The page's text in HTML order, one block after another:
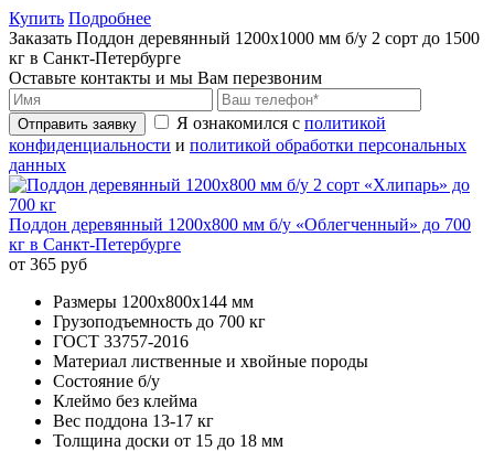
Купить Подробнее
Заказать Поддон деревянный 1200х1000 мм б/у 2 сорт до 1500
кг в Санкт-Петербурге
Оставьте контакты и мы Вам перезвоним
Отправить заявку Я ознакомился с политикой
конфиденциальности и политикой обработки персональных
данных
Поддон деревянный 1200х800 мм б/у «Облегченный» до 700
кг в Санкт-Петербурге
от 365 руб
Размеры 1200х800х144 мм
Грузоподъемность до 700 кг
ГОСТ 33757-2016
Материал лиственные и хвойные породы
Состояние б/у
Клеймо без клейма
Вес поддона 13-17 кг
Толщина доски от 15 до 18 мм